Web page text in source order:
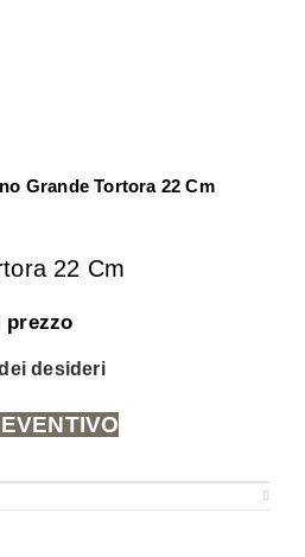
Grande Tortora 22 Cm
22 Cm
prezzo
desideri